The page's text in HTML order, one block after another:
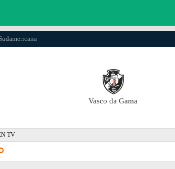
Vasco da Gama
TV